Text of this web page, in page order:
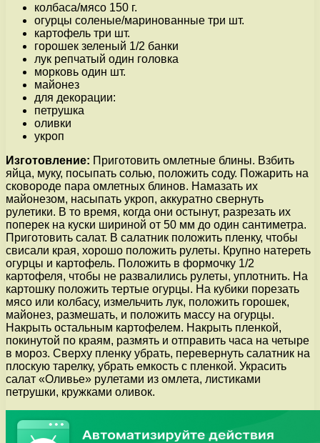
колбаса/мясо 150 г.
огурцы соленые/маринованные три шт.
картофель три шт.
горошек зеленый 1/2 банки
лук репчатый один головка
морковь один шт.
майонез
для декорации:
петрушка
оливки
укроп
Изготовление: Приготовить омлетные блины. Взбить
яйца, муку, посыпать солью, положить соду. Пожарить на
сковороде пара омлетных блинов. Намазать их
майонезом, насыпать укроп, аккуратно свернуть
рулетики. В то время, когда они остынут, разрезать их
поперек на куски шириной от 50 мм до один сантиметра.
Приготовить салат. В салатник положить пленку, чтобы
свисали края, хорошо положить рулеты. Крупно натереть
огурцы и картофель. Положить в формочку 1/2
картофеля, чтобы не развалились рулеты, уплотнить. На
картошку положить тертые огурцы. На кубики порезать
мясо или колбасу, измельчить лук, положить горошек,
майонез, размешать, и положить массу на огурцы.
Накрыть остальным картофелем. Накрыть пленкой,
покинутой по краям, размять и отправить часа на четыре
в мороз. Сверху пленку убрать, перевернуть салатник на
плоскую тарелку, убрать емкость с пленкой. Украсить
салат «Оливье» рулетами из омлета, листиками
петрушки, кружками оливок.